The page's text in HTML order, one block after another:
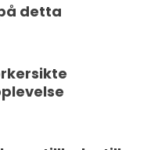
detta